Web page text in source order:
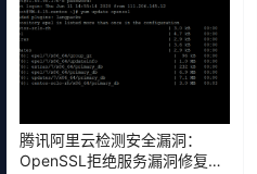
腾讯阿里云检测安全漏洞：
OpenSSL拒绝服务漏洞修复方